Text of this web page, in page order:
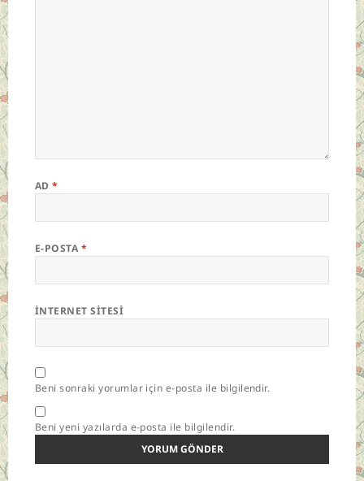
AD*
E-POSTA *
İNTERNET SITESI
Beni sonraki yorumlar için e-posta ile bilgilendir.
Beni yeni yazılarda e-posta ile bilgilendir.